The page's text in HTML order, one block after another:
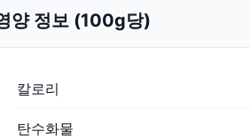
양 정보 (100g당)
칼로리
탄수화물